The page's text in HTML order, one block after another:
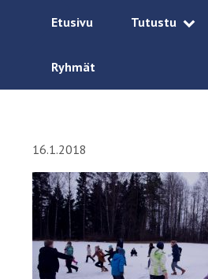
Etusivu Tutustu
Ryhmät
16.1.2018